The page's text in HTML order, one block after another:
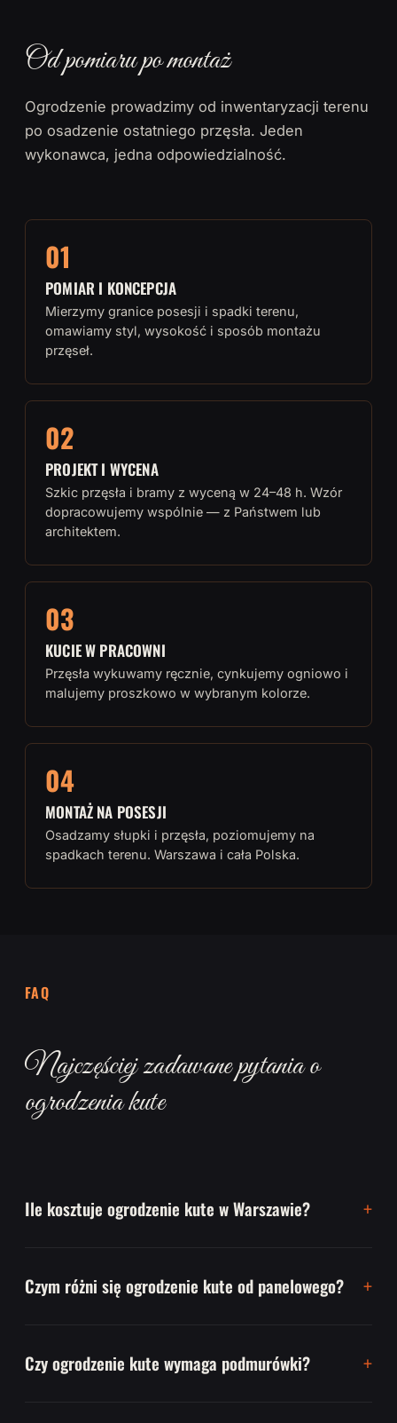
Od pomiaru po montaż
Ogrodzenie prowadzimy od inwentaryzacji terenu
po osadzenie ostatniego przęsła. Jeden
wykonawca, jedna odpowiedzialność.
01
POMIAR I KONCEPCJA
Mierzymy granice posesji i spadki terenu,
omawiamy styl, wysokość i sposób montażu
przęseł.
02
PROJEKT I WYCENA
Szkic przęsła i bramy z wyceną w 24–48 h. Wzór
dopracowujemy wspólnie — z Państwem lub
architektem.
03
KUCIE W PRACOWNI
Przęsła wykuwamy ręcznie, cynkujemy ogniowo i
malujemy proszkowo w wybranym kolorze.
04
MONTAŻ NA POSESJI
Osadzamy słupki i przęsła, poziomujemy na
spadkach terenu. Warszawa i cała Polska.
FAQ
Najczęściej zadawane pytania o
ogrodzenia kute
Ile kosztuje ogrodzenie kute w Warszawie?
Czym różni się ogrodzenie kute od panelowego?
Czy ogrodzenie kute wymaga podmurówki?